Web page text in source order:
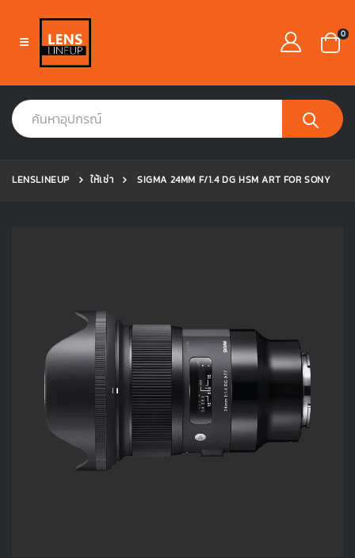
0
LENSLINEUP ให้เช่า SIGMA 24MM F/1.4 DG HSM ART FOR SONY